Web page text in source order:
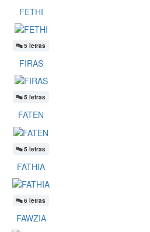
FETHI
🔤5 letras
FIRAS
🔤5 letras
FATEN
🔤5 letras
FATHIA
🔤6 letras
FAWZIA